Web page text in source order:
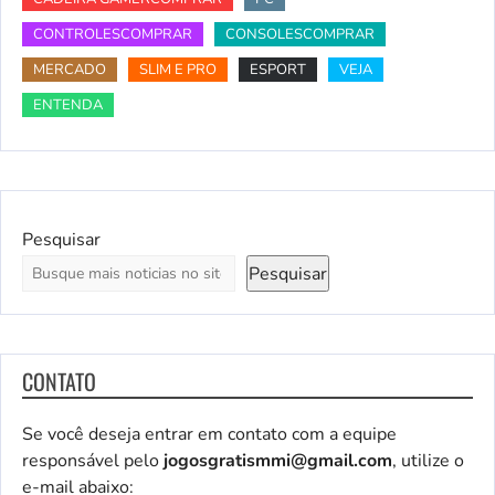
CONTROLESCOMPRAR
CONSOLESCOMPRAR
MERCADO
SLIM E PRO ESPORT
VEJA
ENTENDA
Pesquisar
Pesquisar
CONTATO
Se você deseja entrar em contato com a equipe
responsável pelo jogosgratismmi@gmail.com, utilize o
e-mail abaixo: